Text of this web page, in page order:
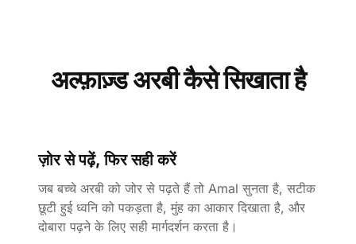
अल्फ़ाज़्ड अरबी कैसे सिखाता है
ज़ोर से पढ़ें, फिर सही करें
जब बच्चे अरबी को जोर से पढ़ते हैं तो Amal सुनता है, सटीक
छूटी हुई ध्वनि को पकड़ता है, मुंह का आकार दिखाता है, और
दोबारा पढ़ने के लिए सही मार्गदर्शन करता है।